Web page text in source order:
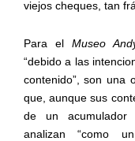
viejos cheques, tan
Para el Museo
“debido a las
contenido”, son una
que, aunque sus
de un acumulador
analizan “como